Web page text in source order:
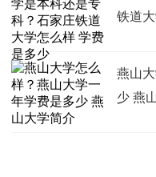
铁道
燕山
少 燕